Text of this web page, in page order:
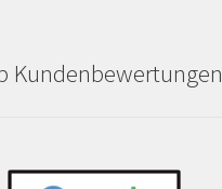
Kundenbewertungen